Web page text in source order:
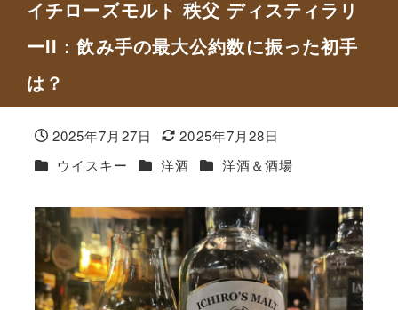
イチローズモルト 秩父 ディスティラリ
ーII：飲み手の最大公約数に振った初手
は？
2025年7月27日
2025年7月28日
カテゴリー
ウイスキー カテゴリー
洋酒 カテゴリー
洋酒＆酒場